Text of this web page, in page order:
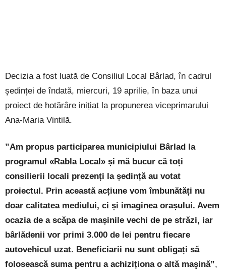
Decizia a fost luată de Consiliul Local Bârlad, în cadrul
ședinței de îndată, miercuri, 19 aprilie, în baza unui
proiect de hotărâre inițiat la propunerea viceprimarului
Ana-Maria Vintilă.
”Am propus participarea municipiului Bârlad la
programul «Rabla Local» și mă bucur că toți
consilierii locali prezenți la ședință au votat
proiectul. Prin această acțiune vom îmbunătăți nu
doar calitatea mediului, ci și imaginea orașului. Avem
ocazia de a scăpa de mașinile vechi de pe străzi, iar
bârlădenii vor primi 3.000 de lei pentru fiecare
autovehicul uzat. Beneficiarii nu sunt obligați să
folosească suma pentru a achiziționa o altă maşină”,